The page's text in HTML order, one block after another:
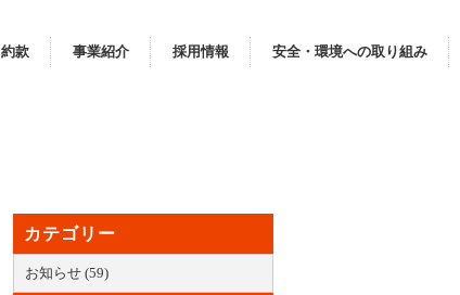
約款 事業紹介 採用情報 安全・環境への取り組み
カテゴリー
お知らせ (59)